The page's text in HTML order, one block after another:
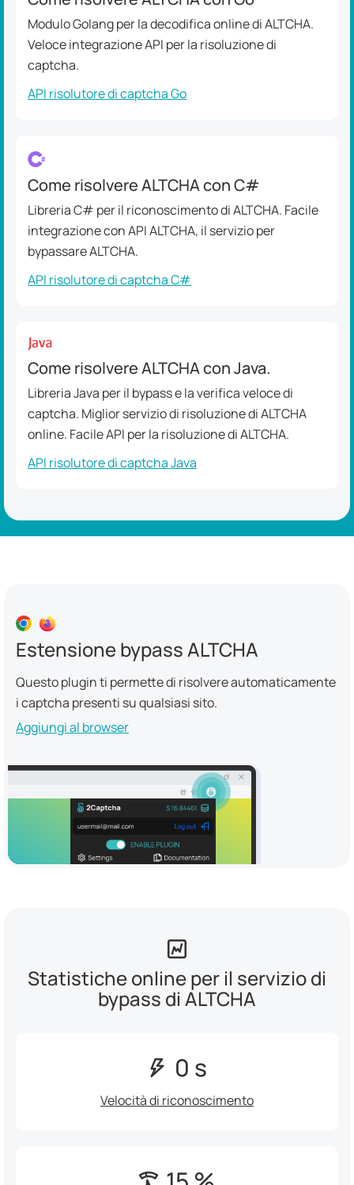
Modulo Golang per la decodifica online di ALTCHA.
Veloce integrazione API per la risoluzione di
captcha.
API risolutore di captcha Go
Come risolvere ALTCHA con C#
Libreria C# per il riconoscimento di ALTCHA. Facile
integrazione con API ALTCHA, il servizio per
bypassare ALTCHA.
API risolutore di captcha C#
Come risolvere ALTCHA con Java.
Libreria Java per il bypass e la verifica veloce di
captcha. Miglior servizio di risoluzione di ALTCHA
online. Facile API per la risoluzione di ALTCHA.
API risolutore di captcha Java
Estensione bypass ALTCHA
Questo plugin ti permette di risolvere automaticamente
i captcha presenti su qualsiasi sito.
Aggiungi al browser
Statistiche online per il servizio di
bypass di ALTCHA
0 s
Velocità di riconoscimento